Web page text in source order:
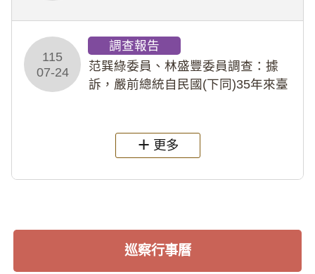
術倫理等情案調查報告。(115教調
31)
115
07-24
調查報告
范巽綠委員、林盛豐委員調查：據
訴，嚴前總統自民國(下同)35年來臺
過世後，總統府於89年間函請其家屬
繼續留住
更多
巡察行事曆